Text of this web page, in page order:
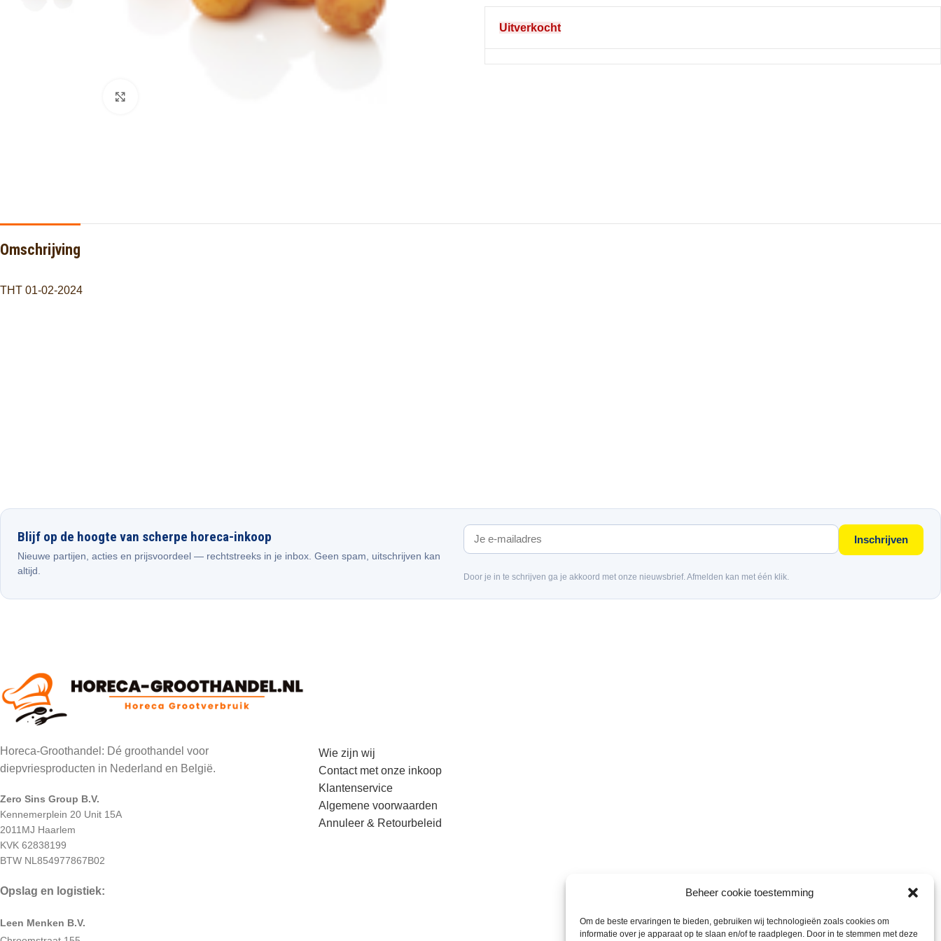
Beheer cookie toestemming
Om de beste ervaringen te bieden, gebruiken wij technologieën zoals cookies om
informatie over je apparaat op te slaan en/of te raadplegen. Door in te stemmen met deze
Uitverkocht
Omschrijving
THT 01-02-2024
Blijf op de hoogte van scherpe horeca-inkoop
Nieuwe partijen, acties en prijsvoordeel — rechtstreeks in je inbox. Geen spam, uitschrijven kan
altijd.
Inschrijven
Door je in te schrijven ga je akkoord met onze nieuwsbrief. Afmelden kan met één klik.
Horeca-Groothandel: Dé groothandel voor
diepvriesproducten in Nederland en België.
Zero Sins Group B.V.
Kennemerplein 20 Unit 15A
2011MJ Haarlem
KVK 62838199
BTW NL854977867B02
Opslag en logistiek:
Leen Menken B.V.
Wie zijn wij
Contact met onze inkoop
Klantenservice
Algemene voorwaarden
Annuleer & Retourbeleid